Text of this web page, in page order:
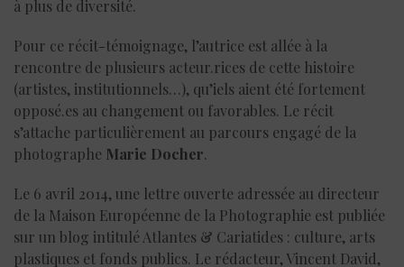
à plus de diversité.
Pour ce récit-témoignage, l’autrice est allée à la
rencontre de plusieurs acteur.rices de cette histoire
(artistes, institutionnels…), qu’iels aient été fortement
opposé.es au changement ou favorables. Le récit
s’attache particulièrement au parcours engagé de la
photographe Marie Docher.
Le 6 avril 2014, une lettre ouverte adressée au directeur
de la Maison Européenne de la Photographie est publiée
sur un blog intitulé Atlantes & Cariatides : culture, arts
plastiques et fonds publics. Le rédacteur, Vincent David,